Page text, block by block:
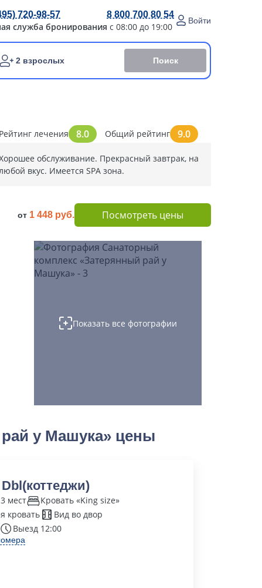
720-98-57 8 800 700 80 54
служба бронирования с 08:00 до 19:00
Войти
2 взрослых Поиск
Рейтинг лечения 8.0 Общий рейтинг 9.0
обслуживание. Прекрасный завтрак, на
вкус. Имеется SPA зона.
от 1 448 руб. Посмотреть цены
Показать все фотографии
у Машука» цены
мест
Кровать «King size»
кровать
Вид во двор
Выезд 12:00